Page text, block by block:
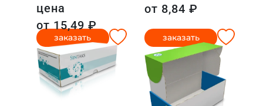
цена
от 15,49 ₽
заказать
от 8,84 ₽
заказать